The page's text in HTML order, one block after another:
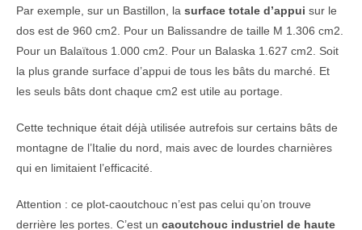
Par exemple, sur un Bastillon, la surface totale d’appui sur le
dos est de 960 cm2. Pour un Balissandre de taille M 1.306 cm2.
Pour un Balaïtous 1.000 cm2. Pour un Balaska 1.627 cm2. Soit
la plus grande surface d’appui de tous les bâts du marché. Et
les seuls bâts dont chaque cm2 est utile au portage.
Cette technique était déjà utilisée autrefois sur certains bâts de
montagne de l’Italie du nord, mais avec de lourdes charnières
qui en limitaient l’efficacité.
Attention : ce plot-caoutchouc n’est pas celui qu’on trouve
derrière les portes. C’est un caoutchouc industriel de haute